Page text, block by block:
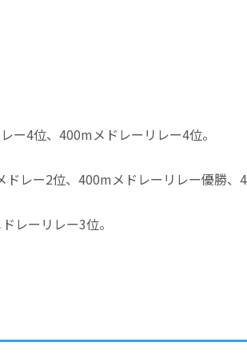
4位、400mメドレーリレー4位。
レー2位、400mメドレーリレー優勝、
レーリレー3位。